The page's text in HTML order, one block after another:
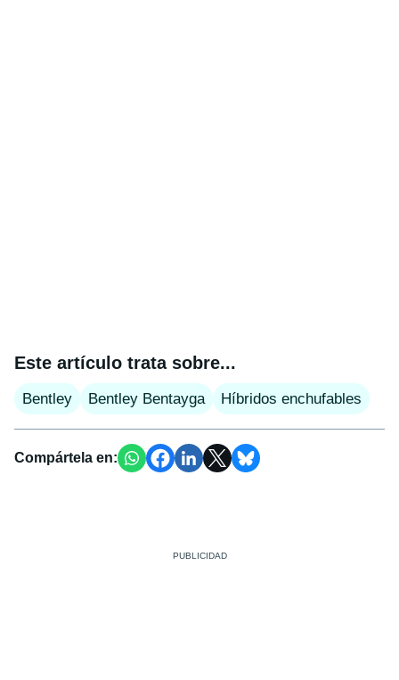
Este artículo trata sobre...
Bentley Bentley Bentayga Híbridos enchufables
Compártela en: